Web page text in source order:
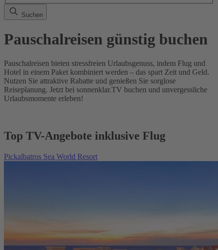
Suchen
Pauschalreisen günstig buchen
Pauschalreisen bieten stressfreien Urlaubsgenuss, indem Flug und
Hotel in einem Paket kombiniert werden – das spart Zeit und Geld.
Nutzen Sie attraktive Rabatte und genießen Sie sorglose
Reiseplanung. Jetzt bei sonnenklar.TV buchen und unvergessliche
Urlaubsmomente erleben!
Top TV-Angebote inklusive Flug
Pickalbatros Sea World Resort